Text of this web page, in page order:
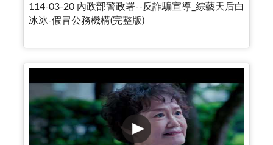
114-03-20 內政部警政署--反詐騙宣導_綜藝天后白
冰冰-假冒公務機構(完整版)